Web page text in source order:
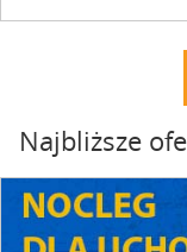
dacze. Nie stoją. A
Najbliższe